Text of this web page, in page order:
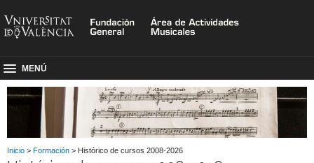
MENÚ
Inicio > Formación > Histórico de cursos 2008-2026